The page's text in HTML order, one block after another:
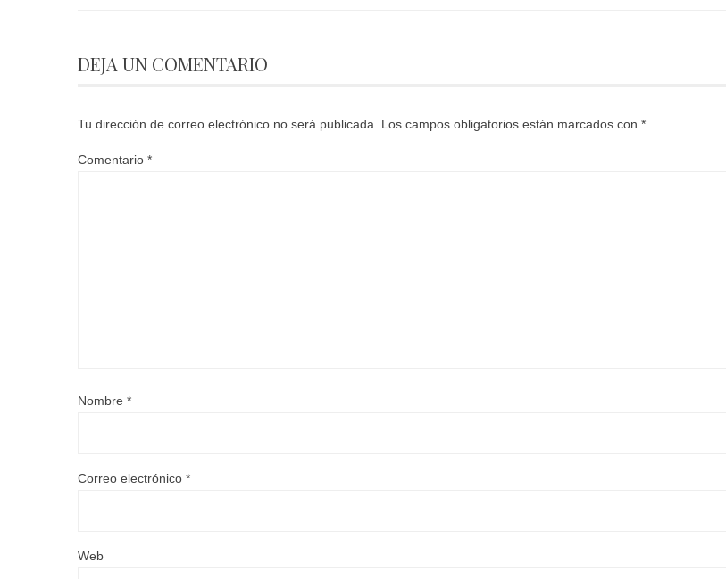
DEJA UN COMENTARIO
Tu dirección de correo electrónico no será publicada. Los campos obligatorios están marcados con *
Comentario *
Nombre *
Correo electrónico *
Web